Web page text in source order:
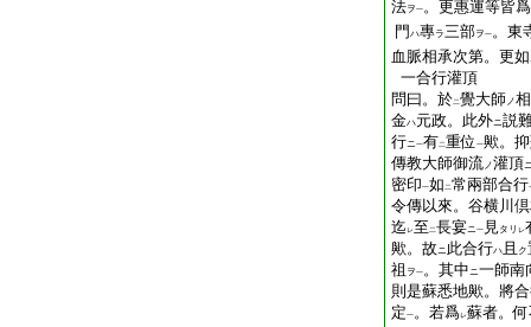
法ヲ一。更惠運等皆
門 ハ專ラ三部ヲ一。東
血脈相承次第。更如
一合行灌頂
問曰。於二覺大師ノ
金ハ元政。此外ニ説
行ニ一有二重位 一歟。
傳教大師御流ノ灌頂
密印一如 二常兩部合行
令傳以來。谷横川
迄 レ至 二長宴ニ一 見タリ レ
歟。故ニ此合行ハ 且 ク
祖 ヲ一。其中ニ一師南
則是蘇悉地歟。將
定一。若爲レ蘇者。